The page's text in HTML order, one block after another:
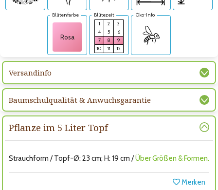
Blütenfarbe
Rosa
Blütezeit
1
2
3
4
5
6
7
8
9
10
11 12
Öko-Info
Versandinfo
Baumschulqualität & Anwuchsgarantie
Pflanze im 5 Liter Topf
Strauchform / Topf-Ø: 23 cm; H: 19 cm /Über Größen & Formen.
Merken